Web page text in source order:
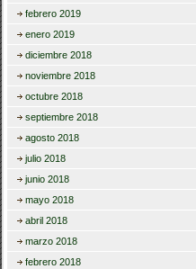
febrero 2019
enero 2019
diciembre 2018
noviembre 2018
octubre 2018
septiembre 2018
agosto 2018
julio 2018
junio 2018
mayo 2018
abril 2018
marzo 2018
febrero 2018